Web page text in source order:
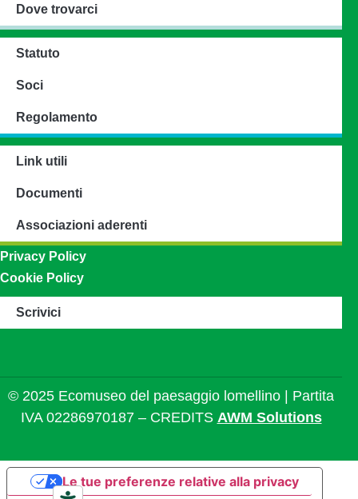
Dove trovarci
Statuto
Soci
Regolamento
Link utili
Documenti
Associazioni aderenti
Privacy Policy
Cookie Policy
Scrivici
© 2025 Ecomuseo del paesaggio lomellino | Partita
IVA 02286970187 – CREDITS AWM Solutions
Le tue preferenze relative alla privacy